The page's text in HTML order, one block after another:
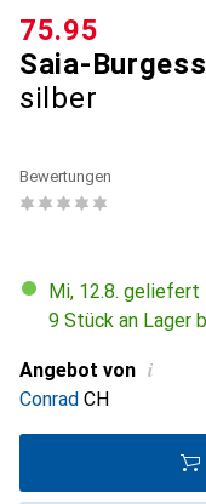
Saia-Burgess
silber
CHF
75.95
Bewertungen
Mi, 12.8. geliefert
9 Stück an Lager
Angebot von i
Conrad CH